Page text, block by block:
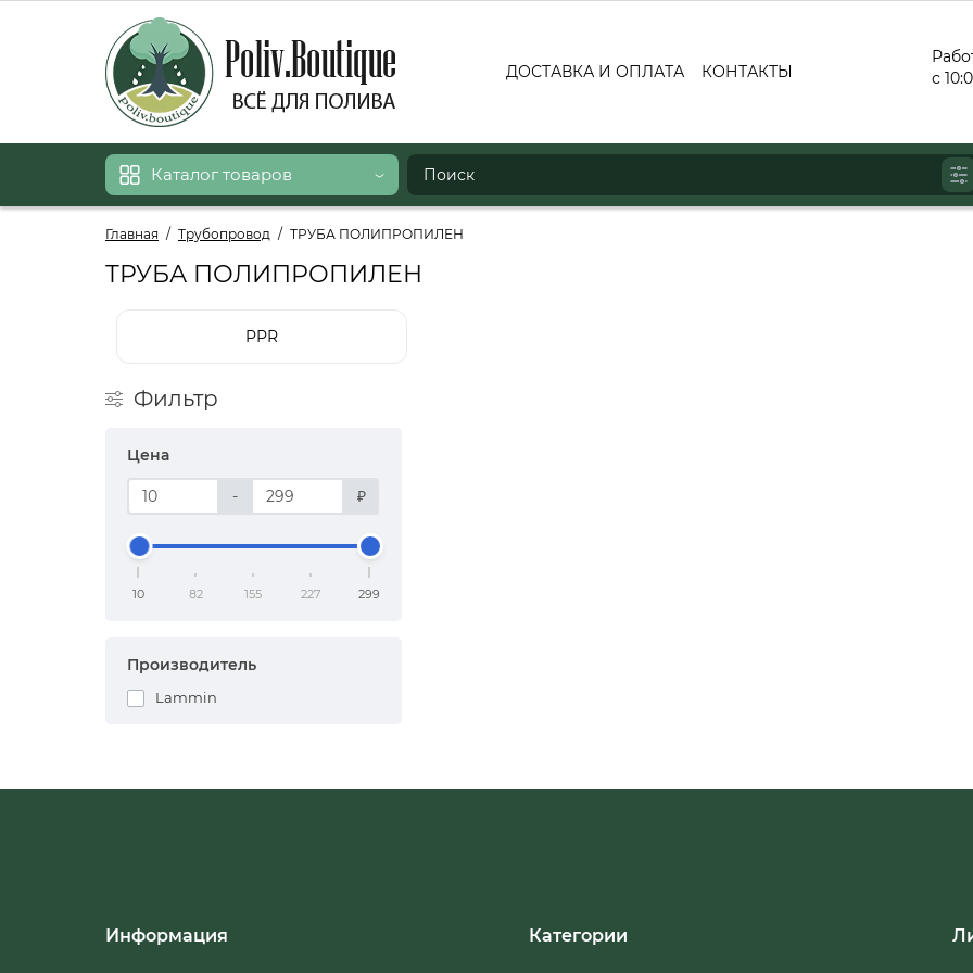
с
ДОСТАВКА И ОПЛАТА КОНТАКТЫ
Каталог товаров
Главная Трубопровод ТРУБА ПОЛИПРОПИЛЕН
ТРУБА ПОЛИПРОПИЛЕН
PPR
Фильтр
Цена
- ₽
10 82 155 227 299
Производитель
Lammin
Информация Категории